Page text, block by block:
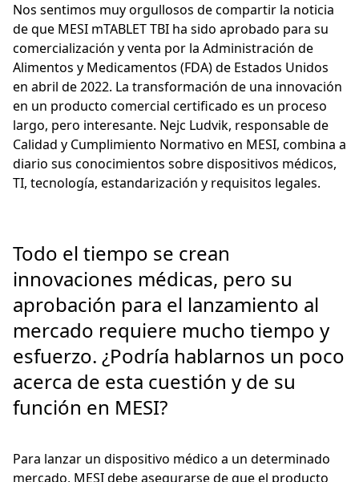
Nos sentimos muy orgullosos de compartir la noticia
de que MESI mTABLET TBI ha sido aprobado para su
comercialización y venta por la Administración de
Alimentos y Medicamentos (FDA) de Estados Unidos
en abril de 2022. La transformación de una innovación
en un producto comercial certificado es un proceso
largo, pero interesante. Nejc Ludvik, responsable de
Calidad y Cumplimiento Normativo en MESI, combina a
diario sus conocimientos sobre dispositivos médicos,
TI, tecnología, estandarización y requisitos legales.
Todo el tiempo se crean
innovaciones médicas, pero su
aprobación para el lanzamiento al
mercado requiere mucho tiempo y
esfuerzo. ¿Podría hablarnos un poco
acerca de esta cuestión y de su
función en MESI?
Para lanzar un dispositivo médico a un determinado
mercado, MESI debe asegurarse de que el producto